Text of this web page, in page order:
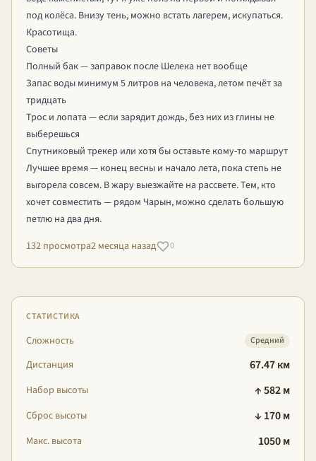
под колёса. Внизу тень, можно встать лагерем, искупаться.
Красотища.
Советы
Полный бак — заправок после Шелека нет вообще
Запас воды минимум 5 литров на человека, летом печёт за
тридцать
Трос и лопата — если зарядит дождь, без них из глины не
выберешься
Спутниковый трекер или хотя бы оставьте кому-то маршрут
Лучшее время — конец весны и начало лета, пока степь не
выгорела совсем. В жару выезжайте на рассвете. Тем, кто
хочет совместить — рядом Чарын, можно сделать большую
петлю на два дня.
132 просмотра2 месяца назад 0
СТАТИСТИКА
Сложность Средний
Дистанция 67.47 км
Набор высоты ↑ 582 м
Сброс высоты ↓ 170 м
Макс. высота 1050 м